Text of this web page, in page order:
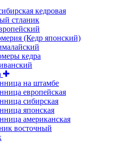
кедровая
стланик
(Кедр японский)
кедра
на штамбе
европейская
сибирская
японская
американская
восточный